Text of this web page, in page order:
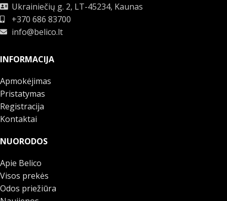
Ukrainiečių g. 2, LT-45234, Kaunas
+370 686 83700
info@belico.lt
INFORMACIJA
Apmokėjimas
Pristatymas
Registracija
Kontaktai
NUORODOS
Apie Belico
Visos prekės
Odos priežiūra